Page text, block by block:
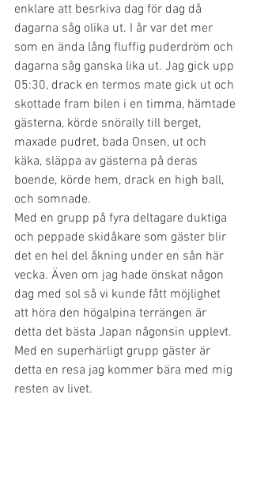
enklare att besrkiva dag för dag då
dagarna såg olika ut. I år var det mer
som en ända lång fluffig puderdröm och
dagarna såg ganska lika ut. Jag gick upp
05:30, drack en termos mate gick ut och
skottade fram bilen i en timma, hämtade
gästerna, körde snörally till berget,
maxade pudret, bada Onsen, ut och
käka, släppa av gästerna på deras
boende, körde hem, drack en high ball,
och somnade.
Med en grupp på fyra deltagare duktiga
och peppade skidåkare som gäster blir
det en hel del åkning under en sån här
vecka. Även om jag hade önskat någon
dag med sol så vi kunde fått möjlighet
att höra den högalpina terrängen är
detta det bästa Japan någonsin upplevt.
Med en superhärligt grupp gäster är
detta en resa jag kommer bära med mig
resten av livet.